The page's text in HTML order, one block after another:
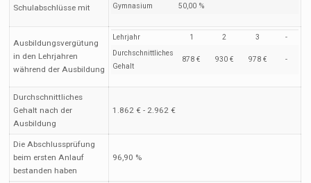
Schulabschlüsse mit
Gymnasium
50,00 %
Ausbildungsvergütung
in den Lehrjahren
während der Ausbildung
Lehrjahr 1 2 3
-
Durchschnittliches
Gehalt
878 € 930 € 978 € -
Durchschnittliches
Gehalt nach der
Ausbildung
1.862 € - 2.962 €
Die Abschlussprüfung
beim ersten Anlauf
bestanden haben
96,90 %